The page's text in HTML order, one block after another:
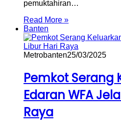
pemuktahiran…
Read More »
Banten
Metrobanten25/03/2025
Pemkot Serang
Edaran WFA
Raya